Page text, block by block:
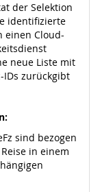
der Selektion
identifizierte
einen Cloud-
neue Liste mit
IDs zurückgibt
sind bezogen
in einem